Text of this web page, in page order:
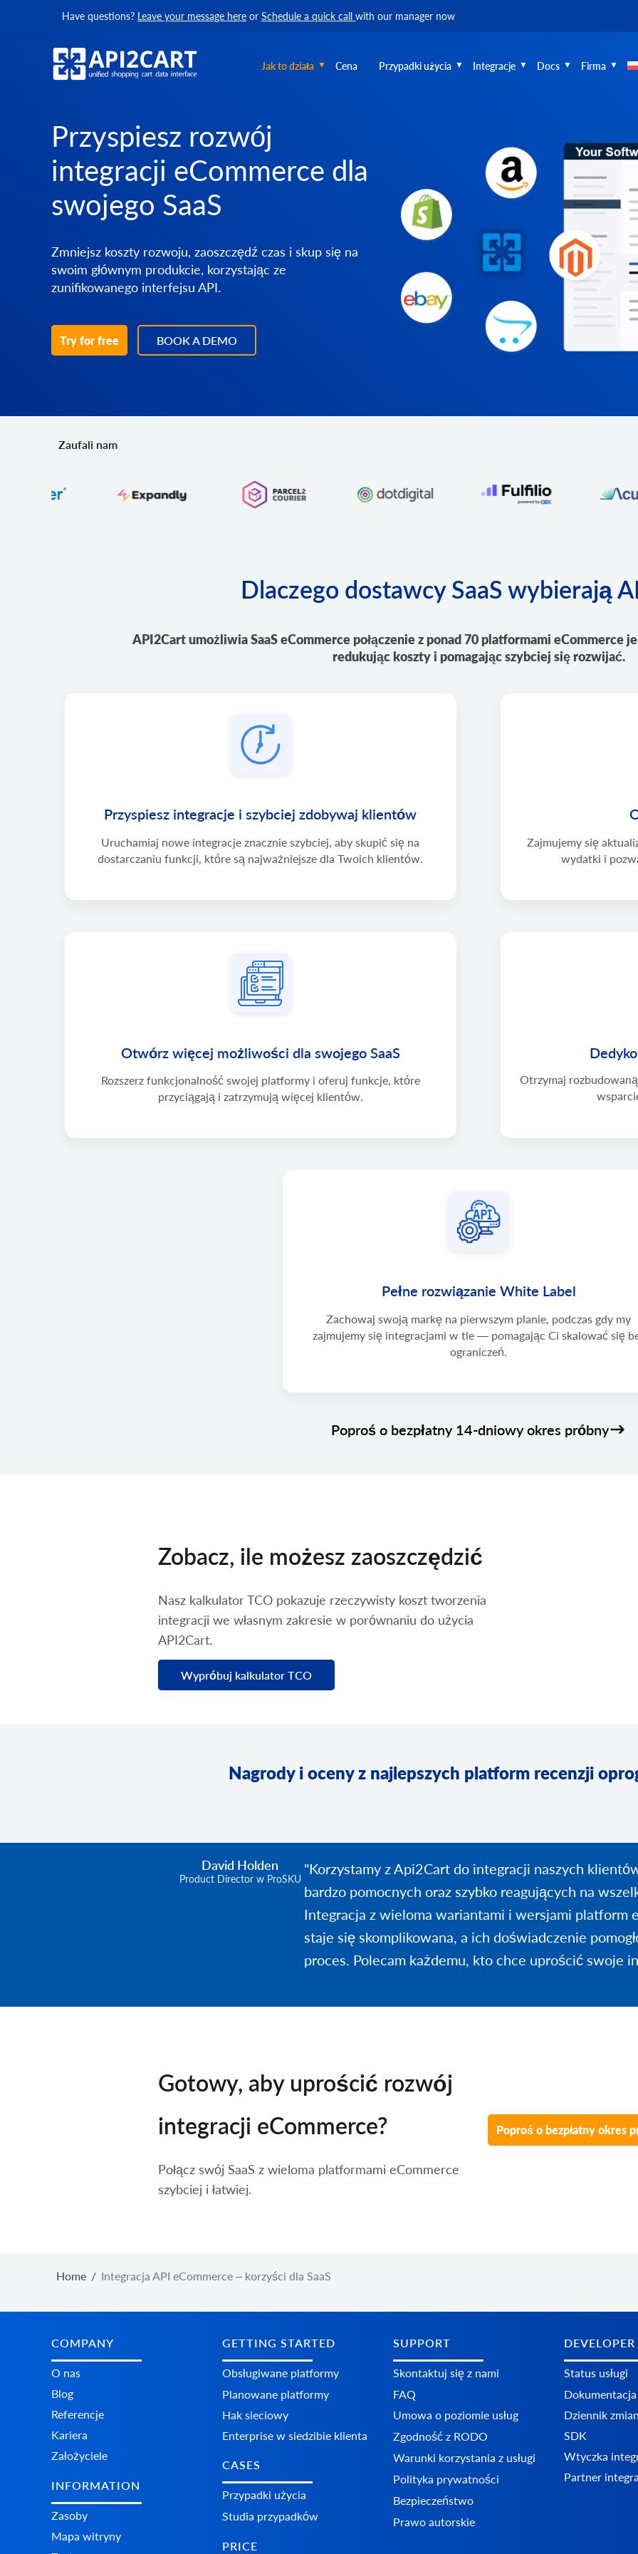
Have questions? Leave your message here or Schedule a quick call with our manager now
Jak to działa Cena Przypadki użycia Integracje Docs Firma
Przyspiesz rozwój
integracji eCommerce dla
swojego SaaS
Zmniejsz koszty rozwoju, zaoszczędź czas i skup się na
swoim głównym produkcie, korzystając ze
zunifikowanego interfejsu API.
Try for free BOOK A DEMO
Zaufali nam
Dlaczego dostawcy SaaS wybierają
API2Cart umożliwia SaaS eCommerce połączenie z ponad 70 platformami eCommerce
redukując koszty i pomagając szybciej się rozwijać.
Przyspiesz integracje i szybciej zdobywaj klientów
Uruchamiaj nowe integracje znacznie szybciej, aby skupić się na
dostarczaniu funkcji, które są najważniejsze dla Twoich klientów.
Zajmujemy się
wydatki i
Otwórz więcej możliwości dla swojego SaaS
Rozszerz funkcjonalność swojej platformy i oferuj funkcje, które
przyciągają i zatrzymują więcej klientów.
Otrzymaj
Pełne rozwiązanie White Label
Zachowaj swoją markę na pierwszym planie, podczas gdy my
zajmujemy się integracjami w tle — pomagając Ci skalować się
ograniczeń.
Poproś o bezpłatny 14-dniowy okres próbny
Zobacz, ile możesz zaoszczędzić
Nasz kalkulator TCO pokazuje rzeczywisty koszt tworzenia
integracji we własnym zakresie w porównaniu do użycia
API2Cart.
Wypróbuj kalkulator TCO
Nagrody i oceny z najlepszych platform recenzji
David Holden
Product Director w ProSKU
"Korzystamy z Api2Cart do integracji naszych
bardzo pomocnych oraz szybko reagujących na
Integracja z wieloma wariantami i wersjami platform
staje się skomplikowana, a ich doświadczenie
proces. Polecam każdemu, kto chce uprościć swoje
Gotowy, aby uprościć rozwój
integracji eCommerce?
Połącz swój SaaS z wieloma platformami eCommerce
szybciej i łatwiej.
Poproś o bezpłatny okres
Home / Integracja API eCommerce – korzyści dla SaaS
COMPANY
O nas
Blog
Referencje
Kariera
Założyciele
INFORMATION
Zasoby
Mapa witryny
GETTING STARTED
Obsługiwane platformy
Planowane platformy
Hak sieciowy
Enterprise w siedzibie klienta
CASES
Przypadki użycia
Studia przypadków
PRICE
SUPPORT
Skontaktuj się z nami
FAQ
Umowa o poziomie usług
Zgodność z RODO
Warunki korzystania z usługi
Polityka prywatności
Bezpieczeństwo
Prawo autorskie
Status usługi
Dokumentacja
Dziennik
SDK
Wtyczka
Partner